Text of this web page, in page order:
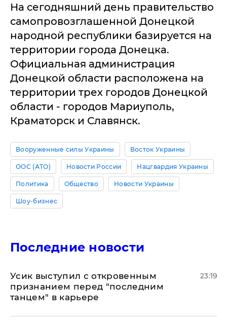
На сегодняшний день правительство
самопровозглашенной Донецкой
народной республики базируется на
территории города Донецка.
Официальная администрация
Донецкой области расположена на
территории трех городов Донецкой
области - городов Мариуполь,
Краматорск и Славянск.
Вооруженные силы Украины Восток Украины
ООС (АТО) Новости России Нацгвардия Украины
Политика Общество Новости Украины
Шоу-бизнес
Последние новости
Усик выступил с откровенным
признанием перед "последним
танцем" в карьере
23:19